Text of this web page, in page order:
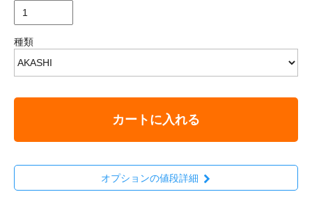
種類
カートに入れる
オプションの値段詳細